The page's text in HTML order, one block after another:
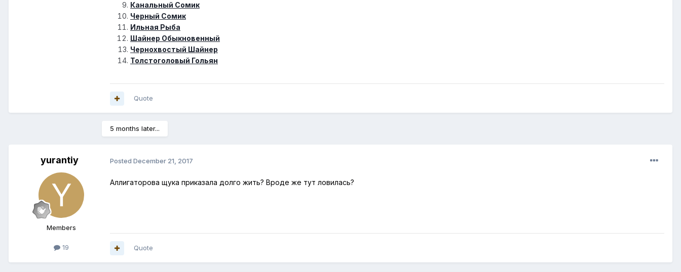
Канальный Сомик
Черный Сомик
Ильная Рыба
Шайнер Обыкновенный
Чернохвостый Шайнер
Толстоголовый Гольян
Quote
5 months later...
yurantiy
Members
19
Posted December 21, 2017
Аллигаторова щука приказала долго жить? Вроде же тут ловилась?
Quote